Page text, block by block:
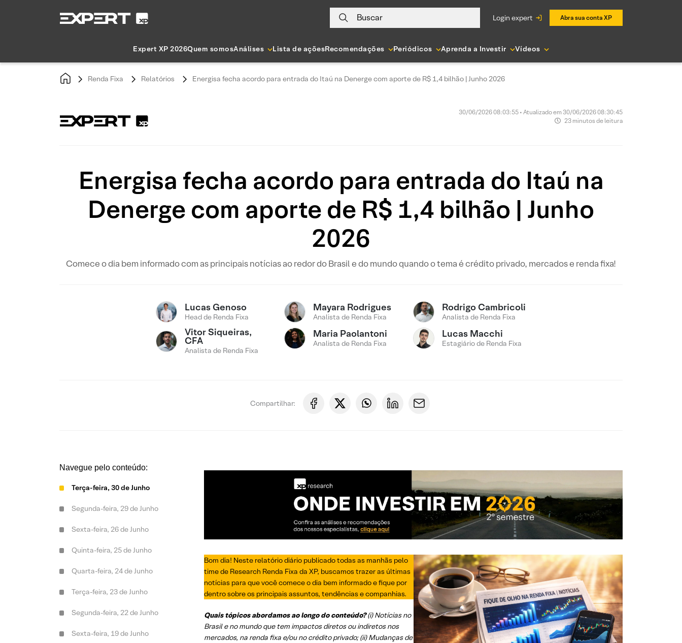
Buscar login expert Abra sua conta XP
Expert XP 2026Quem somosAnálises Lista de açõesRecomendações Periódicos Aprenda a Investir Vídeos
Renda Fixa Relatórios Energisa fecha acordo para entrada do Itaú na Denerge com aporte de R$ 1,4 bilhão | Junho 2026
30/06/2026 08:03:55 • Atualizado em 30/06/2026 08:30:45
23 minutos de leitura
Energisa fecha acordo para entrada do Itaú na
Denerge com aporte de R$ 1,4 bilhão | Junho
2026
Comece o dia bem informado com as principais notícias ao redor do Brasil e do mundo quando o tema é crédito privado, mercados e renda fixa!
Lucas Genoso
Head de Renda Fixa
Mayara Rodrigues
Analista de Renda Fixa
Rodrigo Cambricoli
Analista de Renda Fixa
Vitor Siqueiras,
CFA
Analista de Renda Fixa
Maria Paolantoni
Analista de Renda Fixa
Lucas Macchi
Estagiário de Renda Fixa
Compartilhar:
Navegue pelo conteúdo:
Terça-feira, 30 de Junho
Segunda-feira, 29 de Junho
Sexta-feira, 26 de Junho
Quinta-feira, 25 de Junho
Quarta-feira, 24 de Junho
Terça-feira, 23 de Junho
Segunda-feira, 22 de Junho
Sexta-feira, 19 de Junho
Bom dia! Neste relatório diário publicado todas as manhãs pelo
time de Research Renda Fixa da XP, buscamos trazer as últimas
notícias para que você comece o dia bem informado e fique por
dentro sobre os principais assuntos, tendências e companhias.
Quais tópicos abordamos ao longo do conteúdo?(i) Notícias no
Brasil e no mundo que tem impactos diretos ou indiretos nos
mercados, na renda fixa e/ou no crédito privado; (ii) Mudanças de